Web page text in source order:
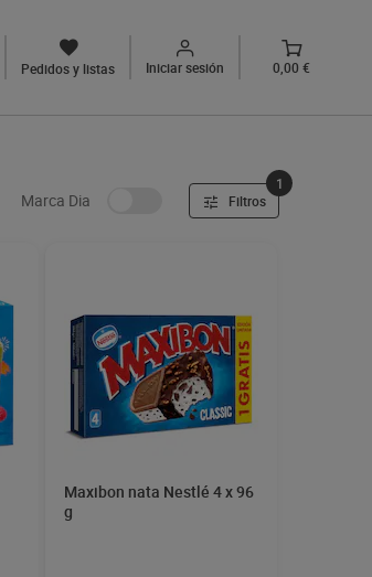
Pedidos y listas Iniciar sesión 0,00 €
Marca Dia Filtros
1
Maxibon nata Nestlé 4 x 96
g